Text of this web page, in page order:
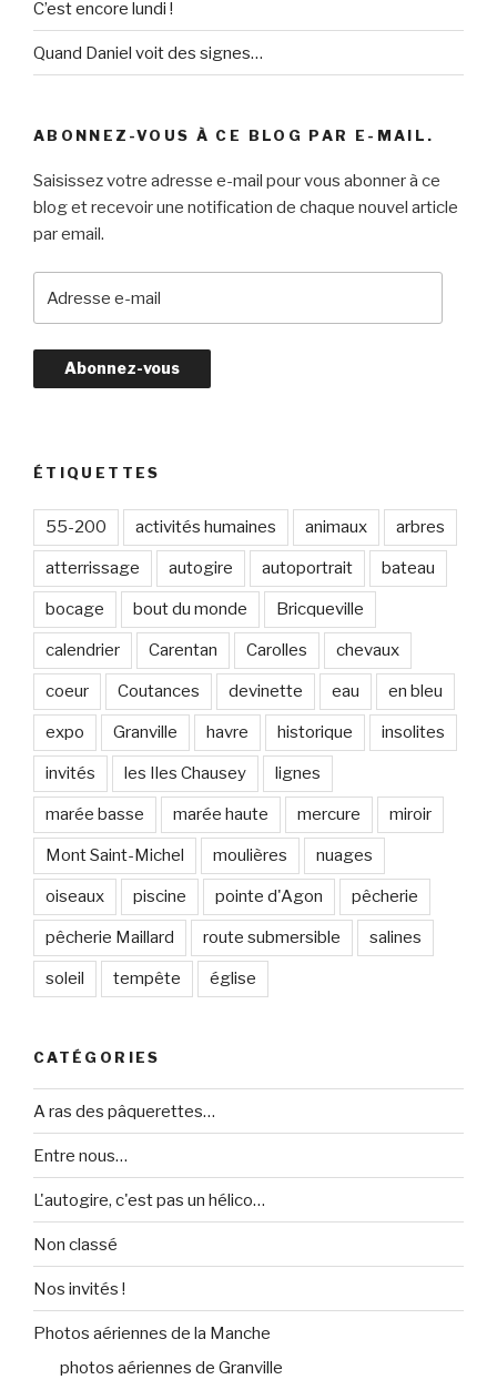
C’est encore lundi !
Quand Daniel voit des signes…
ABONNEZ-VOUS À CE BLOG PAR E-MAIL.
Saisissez votre adresse e-mail pour vous abonner à ce
blog et recevoir une notification de chaque nouvel article
par email.
s
e
m
a
ÉTIQUETTES
55-200 activités humaines animaux arbres
atterrissage autogire autoportrait bateau
bocage bout du monde Bricqueville
calendrier Carentan Carolles chevaux
coeur Coutances devinette eau en bleu
expo Granville havre historique insolites
invités les Iles Chausey lignes
marée basse marée haute mercure miroir
Mont Saint-Michel moulières nuages
oiseaux piscine pointe d'Agon pêcherie
pêcherie Maillard route submersible salines
soleil tempête église
CATÉGORIES
A ras des pâquerettes…
Entre nous…
L'autogire, c'est pas un hélico…
Non classé
Nos invités !
Photos aériennes de la Manche
photos aériennes de Granville